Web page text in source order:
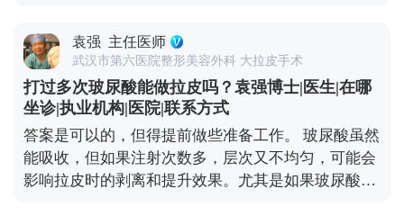
问题，可以去官方媒体平台（公众号、百家号、小红
薯）预约面诊，详细了解。
预约面诊，这样医生才有足够的时间了解你的面部情
况、需求，帮你设计个性化的手术方案。 其次，拉皮
前后需要一段恢复期，要是你有重要的社交活动或者
工作安排，一定要提前规划好时间，避免恢复期和重
要行程冲突。另外，手术前还得做一些必要的体检，
确保身体状况适合手术，这也需要预留时间。 最后，
医生的排期也是个重要因素。靠谱的医生手术排期通
常都比较满，提前预约才能避免等太久。建议大家只
袁强 主任医师
武汉市第六医院整形美容外科 大拉皮手术
打过多次玻尿酸能做拉皮吗？袁强博士|医生|在哪
坐诊|执业机构|医院|联系方式
答案是可以的，但得提前做些准备工作。 玻尿酸虽然
能吸收，但如果注射次数多，层次又不均匀，可能会
影响拉皮时的剥离和提升效果。尤其是如果玻尿酸跑